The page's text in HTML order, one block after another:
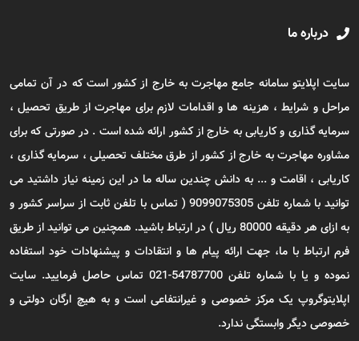
درباره ما
سایت اپلایتو سامانه جامع مهاجرت به خارج از کشور است که در آن تمامی
مراحل و شرایط ، هزینه ها و اقدامات لازم برای مهاجرت از طریق تحصیل ،
سرمایه گذاری و کاریابی به خارج از کشور ارائه شده است . در صورتی که برای
مشاوره مهاجرت به خارج از کشور از طرق مختلف تحصیلی ، سرمایه گذاری ،
کاریابی ، اقامت و ... به دانش چندین ساله ما در این زمینه نیاز داشتید می
توانید با شماره تلفن 9099075305 ( تماس با تلفن ثابت از سراسر کشور و
به ازای هر دقیقه 80000 ریال ) در ارتباط باشید. همچنین می توانید از طریق
فرم ارتباط با ما، جهت ارائه پیام ها و انتقادات و پیشنهادات خود استفاده
نموده و یا با شماره تلفن 54787700-021 تماس حاصل فرمایید. سایت
اپلایتوگروپ یک مرکز خصوصی و غیرانتفاعی است و به هیچ ارگان دولتی و
خصوصی دیگر وابستگی ندارد.